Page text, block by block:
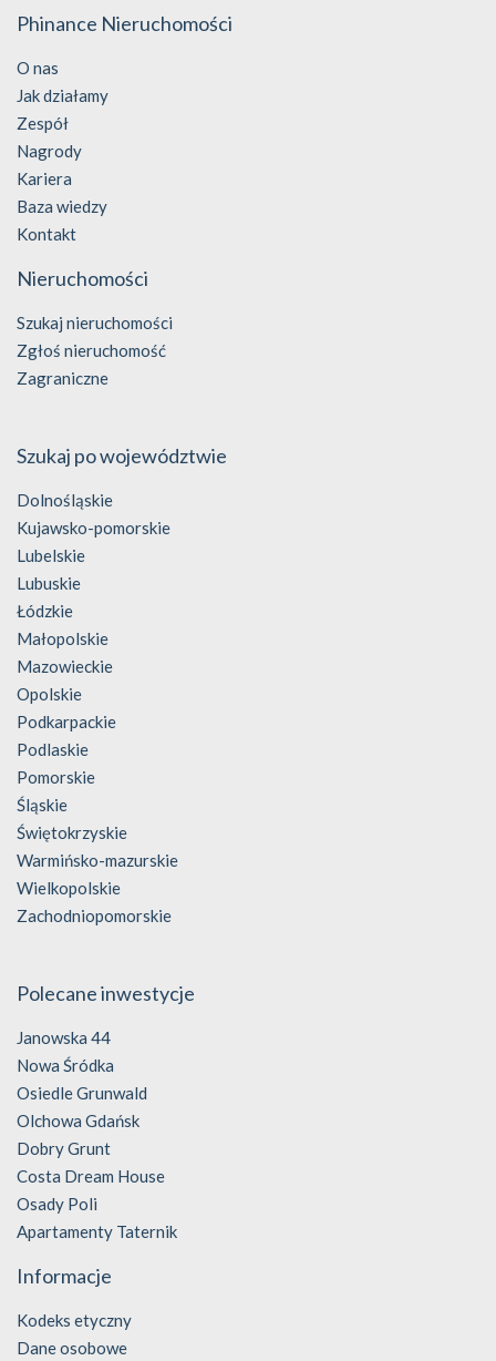
Phinance Nieruchomości
O nas
Jak działamy
Zespół
Nagrody
Kariera
Baza wiedzy
Kontakt
Nieruchomości
Szukaj nieruchomości
Zgłoś nieruchomość
Zagraniczne
Szukaj po województwie
Dolnośląskie
Kujawsko-pomorskie
Lubelskie
Lubuskie
Łódzkie
Małopolskie
Mazowieckie
Opolskie
Podkarpackie
Podlaskie
Pomorskie
Śląskie
Świętokrzyskie
Warmińsko-mazurskie
Wielkopolskie
Zachodniopomorskie
Polecane inwestycje
Janowska 44
Nowa Śródka
Osiedle Grunwald
Olchowa Gdańsk
Dobry Grunt
Costa Dream House
Osady Poli
Apartamenty Taternik
Informacje
Kodeks etyczny
Dane osobowe